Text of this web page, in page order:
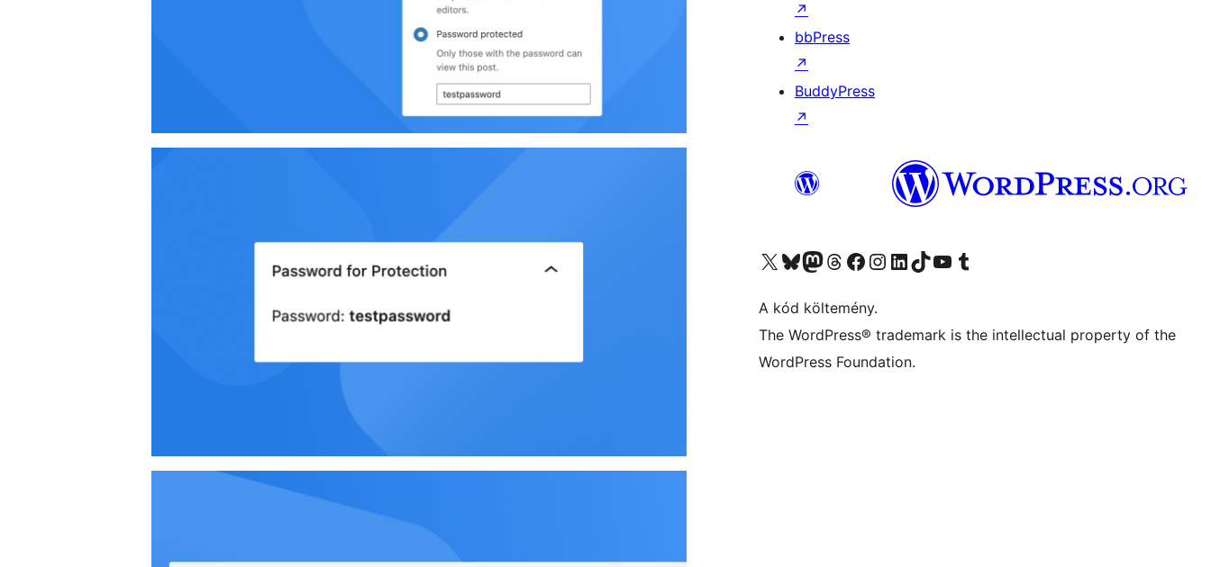
↗
bbPress
↗
BuddyPress
↗
Visit our X (formerly Twitter) account
Visit our Bluesky account
Twitter csatornánk
Visit our Threads account
Facebook oldalunk megtekintése
Visit our Instagram account
Visit our LinkedIn account
Visit our TikTok account
Visit our YouTube channel
Visit our Tumblr account
A kód költemény.
The WordPress® trademark is the intellectual property of the
WordPress Foundation.